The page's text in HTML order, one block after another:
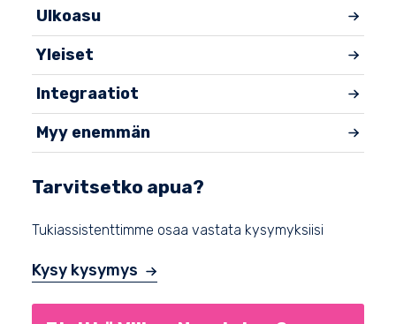
Ulkoasu
Yleiset
Integraatiot
Myy enemmän
Tarvitsetko apua?
Tukiassistenttimme osaa vastata kysymyksiisi
Kysy kysymys